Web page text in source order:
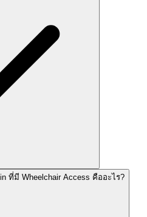
ที่มี Wheelchair Access คืออะไร?